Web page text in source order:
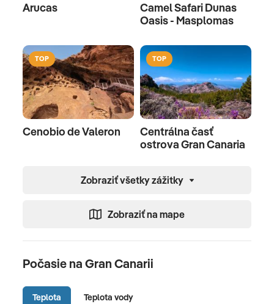
Arucas
Camel Safari Dunas
Oasis - Masplomas
TOP
Cenobio de Valeron
TOP
Centrálna časť
ostrova Gran Canaria
Zobraziť všetky zážitky
Zobraziť na mape
Počasie na Gran Canarii
Teplota Teplota vody